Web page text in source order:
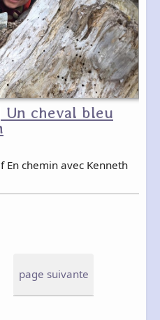
Un cheval bleu
En chemin avec Kenneth
page suivante